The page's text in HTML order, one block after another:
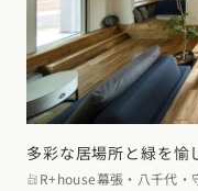
多彩な居場所と緑を愉
R+house幕張・八千代・